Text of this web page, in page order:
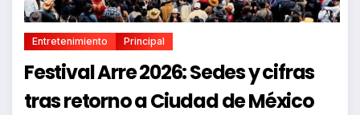
Entretenimiento Principal
Festival Arre 2026: Sedes y cifras
tras retorno a Ciudad de México